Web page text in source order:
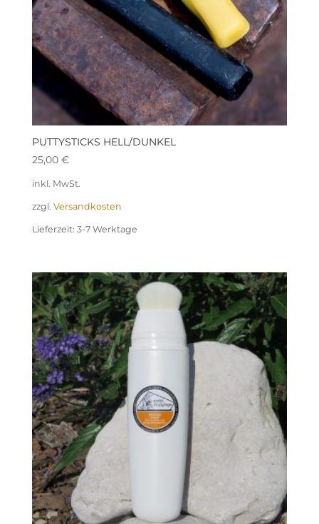
PUTTYSTICKS HELL/DUNKEL
25,00 €
inkl. MwSt.
zzgl. Versandkosten
Lieferzeit: 3-7 Werktage